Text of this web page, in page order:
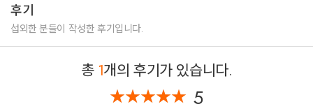
2024 산림청, 기후위기시대 극복을 위한 국제 심포지엄
제9회 한국광해광업공단 ‘KOMIR 국제 심포지엄’
제8회 ‘산림복지 진흥원 개원 기념’ 포럼
2024-5 ‘스포츠산업 창업활성화 네트워킹 데이’ 사회
2024 디자인 코리아 개막식(산업통상부장관 참석)
후기
섭외한 분들이 작성한 후기입니다.
총 1개의 후기가 있습니다.
★★★★★
★★★★★ 5